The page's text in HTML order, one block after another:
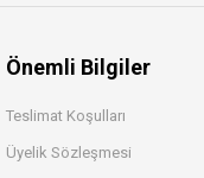
Önemli Bilgiler
Teslimat Koşulları
Üyelik Sözleşmesi